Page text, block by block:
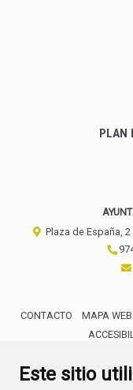
Este sitio
PLAN
Plaza de España, 2
CONTACTO MAPA WEB